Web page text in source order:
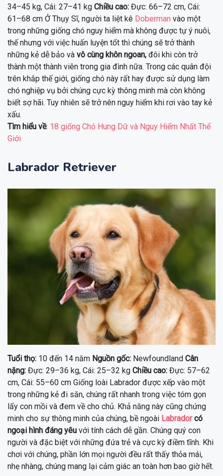
34–45 kg, Cái: 27–41 kg Chiều cao: Đực: 66–72 cm, Cái:
61–68 cm Ở Thụy Sĩ, người ta liệt kê Doberman vào một
trong những giống chó nguy hiểm mà không được tự ý nuôi,
thế nhưng với việc huấn luyện tốt thì chúng sẽ trở thành
những kẻ dễ bảo và vô cùng khôn ngoan, đôi khi còn trở
thành một thành viên trong gia đình nữa. Trong các quân đội
trên khắp thế giới, giống chó này rất hay được sử dụng làm
chó nghiệp vụ bởi chúng cực kỳ thông minh mà còn không
biết sợ hãi. Tuy nhiên sẽ trở nên nguy hiểm khi rơi vào tay kẻ
xấu.
Tìm hiểu về: 18 giống Chó Hung Dữ và Nguy Hiểm Nhất Thế
Giới
Labrador Retriever
Tuổi thọ: 10 đến 14 năm Nguồn gốc: Newfoundland Cân
nặng: Đực: 29–36 kg, Cái: 25–32 kg Chiều cao: Đực: 57–62
cm, Cái: 55–60 cm Giống loài Labrador được xếp vào một
trong những kẻ đi săn, chúng rất nhanh trong việc tóm gọn
lấy con mồi và đem về cho chủ. Khả năng này cũng chứng
minh cho sự thông minh của chúng, bề ngoài Labradorcó
ngoại hình đáng yêu với tính cách dễ gần. Chúng quý con
người và đặc biệt với những đứa trẻ và cực kỳ điềm tĩnh. Khi
chơi với chúng, phần lớn mọi người đều rất thấy thỏa mái,
nhẹ nhàng, chúng mang lại cảm giác an toàn hơn bao giờ hết.